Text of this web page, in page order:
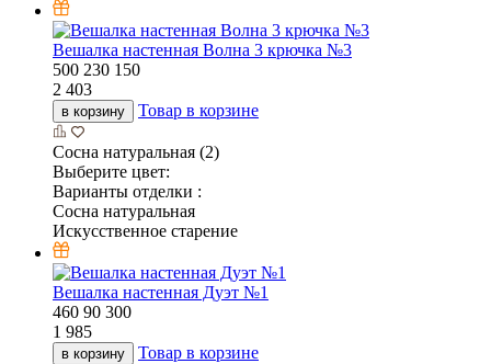
Вешалка настенная Волна 3 крючка №3
500 230 150
2 403
в корзину Товар в корзине
Сосна натуральная (2)
Выберите цвет:
Варианты отделки :
Сосна натуральная
Искусственное старение
Вешалка настенная Дуэт №1
460 90 300
1 985
в корзину Товар в корзине